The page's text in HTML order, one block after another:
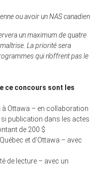
ou avoir un NAS canadien
un maximum de quatre
La priorité sera
qui n’offrent pas le
ce concours sont les
Ottawa – en collaboration
si publication dans les actes
de 200 $
et d’Ottawa – avec
de lecture – avec un